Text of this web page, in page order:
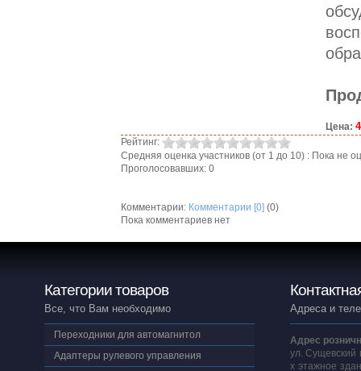
Цена:
Рейтинг:
Средняя оценка участников (от 1 до 10) : Пока не
Проголосовавших: 0
Комментарии: Комментарии [0] (0)
Пока комментариев нет
Категории товаров
Все, что Вам необходимо
Переходники для автомагнитол
Адаптеры рулевого управления
Адреса и
Адрес
ул. Сущевский
х этажное